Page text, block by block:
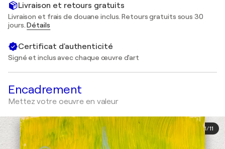
Livraison et retours gratuits
Livraison et frais de douane inclus. Retours gratuits sous 30
jours.Détails
Certificat d'authenticité
Signé et inclus avec chaque œuvre d'art
Encadrement
Mettez votre oeuvre en valeur
1/11